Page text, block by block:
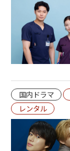
国内ドラマ
レンタル